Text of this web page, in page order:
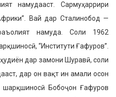
наму­дааст. Сармуҳаррири
Вай дар Сталинобод —
намуда. Соли 1962
“Институти Ғафуров”.
дар замони Шуравӣ, соли
дар он вақт ин амали осон
шарқшиносӣ Бобоҷон Ғафуров